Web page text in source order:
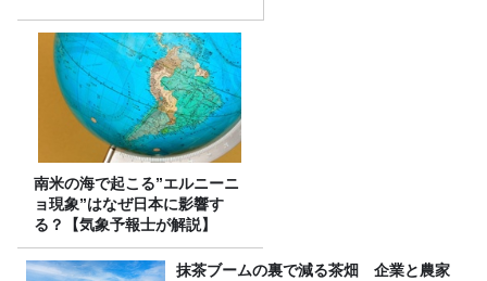
南米の海で起こる”エルニーニ
ョ現象”はなぜ日本に影響す
る？【気象予報士が解説】
抹茶ブームの裏で減る茶畑 企業と農家